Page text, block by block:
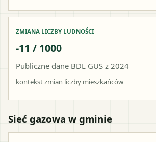
ZMIANA LICZBY LUDNOŚCI
-11 / 1000
Publiczne dane BDL GUS z 2024
kontekst zmian liczby mieszkańców
Sieć gazowa w gminie